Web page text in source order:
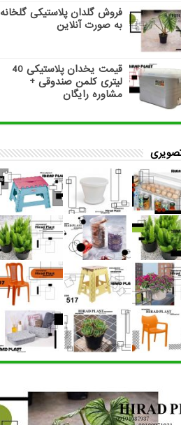
فروش گلدان پلاستیکی گلخانه
به صورت آنلاین
قیمت یخدان پلاستیکی 40
لیتری کلمن صندوقی +
مشاوره رایگان